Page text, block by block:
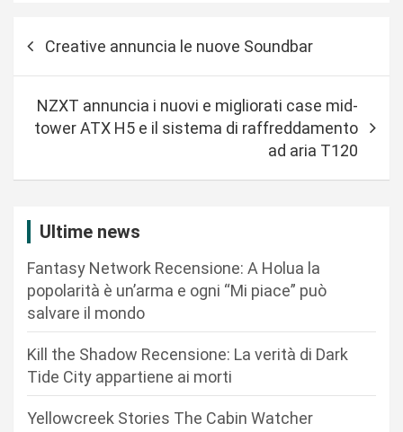
a
Creative annuncia le nuove Soundbar
NZXT annuncia i nuovi e migliorati case mid-
tower ATX H5 e il sistema di raffreddamento
ad aria T120
Ultime news
Fantasy Network Recensione: A Holua la
popolarità è un’arma e ogni “Mi piace” può
salvare il mondo
Kill the Shadow Recensione: La verità di Dark
Tide City appartiene ai morti
Yellowcreek Stories The Cabin Watcher